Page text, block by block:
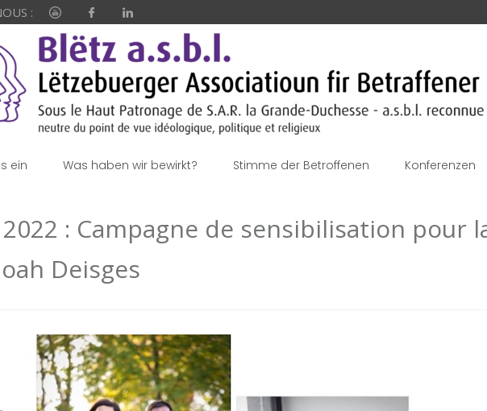
:
ein Was haben wir bewirkt? Stimme der Betroffenen Konferenzen
: Campagne de sensibilisation pour
Deisges